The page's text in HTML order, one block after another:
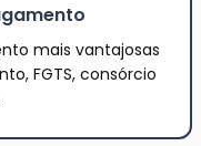
mais vantajosas
FGTS, consórcio